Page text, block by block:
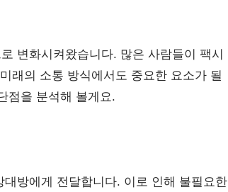
변화시켜왔습니다. 많은 사람들이 팩시
래의 소통 방식에서도 중요한 요소가 될
점을 분석해 볼게요.
방에게 전달합니다. 이로 인해 불필요한